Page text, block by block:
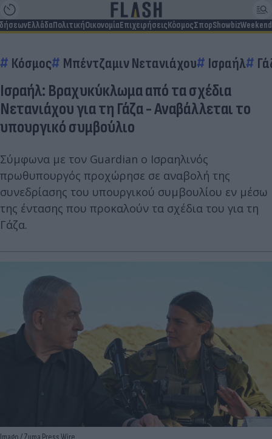
ΕλλάδαΠολιτικήΟικονομίαΕπιχειρήσειςΚόσμοςΣπορShowbizWeekend
Κόσμος Μπέντζαμιν Νετανιάχου Ισραήλ
Ισραήλ: Βραχυκύκλωμα από τα σχέδια
Νετανιάχου για τη Γάζα - Αναβάλλεται το
υπουργικό συμβούλιο
Σύμφωνα με τον Guardian o Ισραηλινός
πρωθυπουργός προχώρησε σε αναβολή της
συνεδρίασης του υπουργικού συμβουλίου εν μέσω
της έντασης που προκαλούν τα σχέδια του για τη
Γάζα.